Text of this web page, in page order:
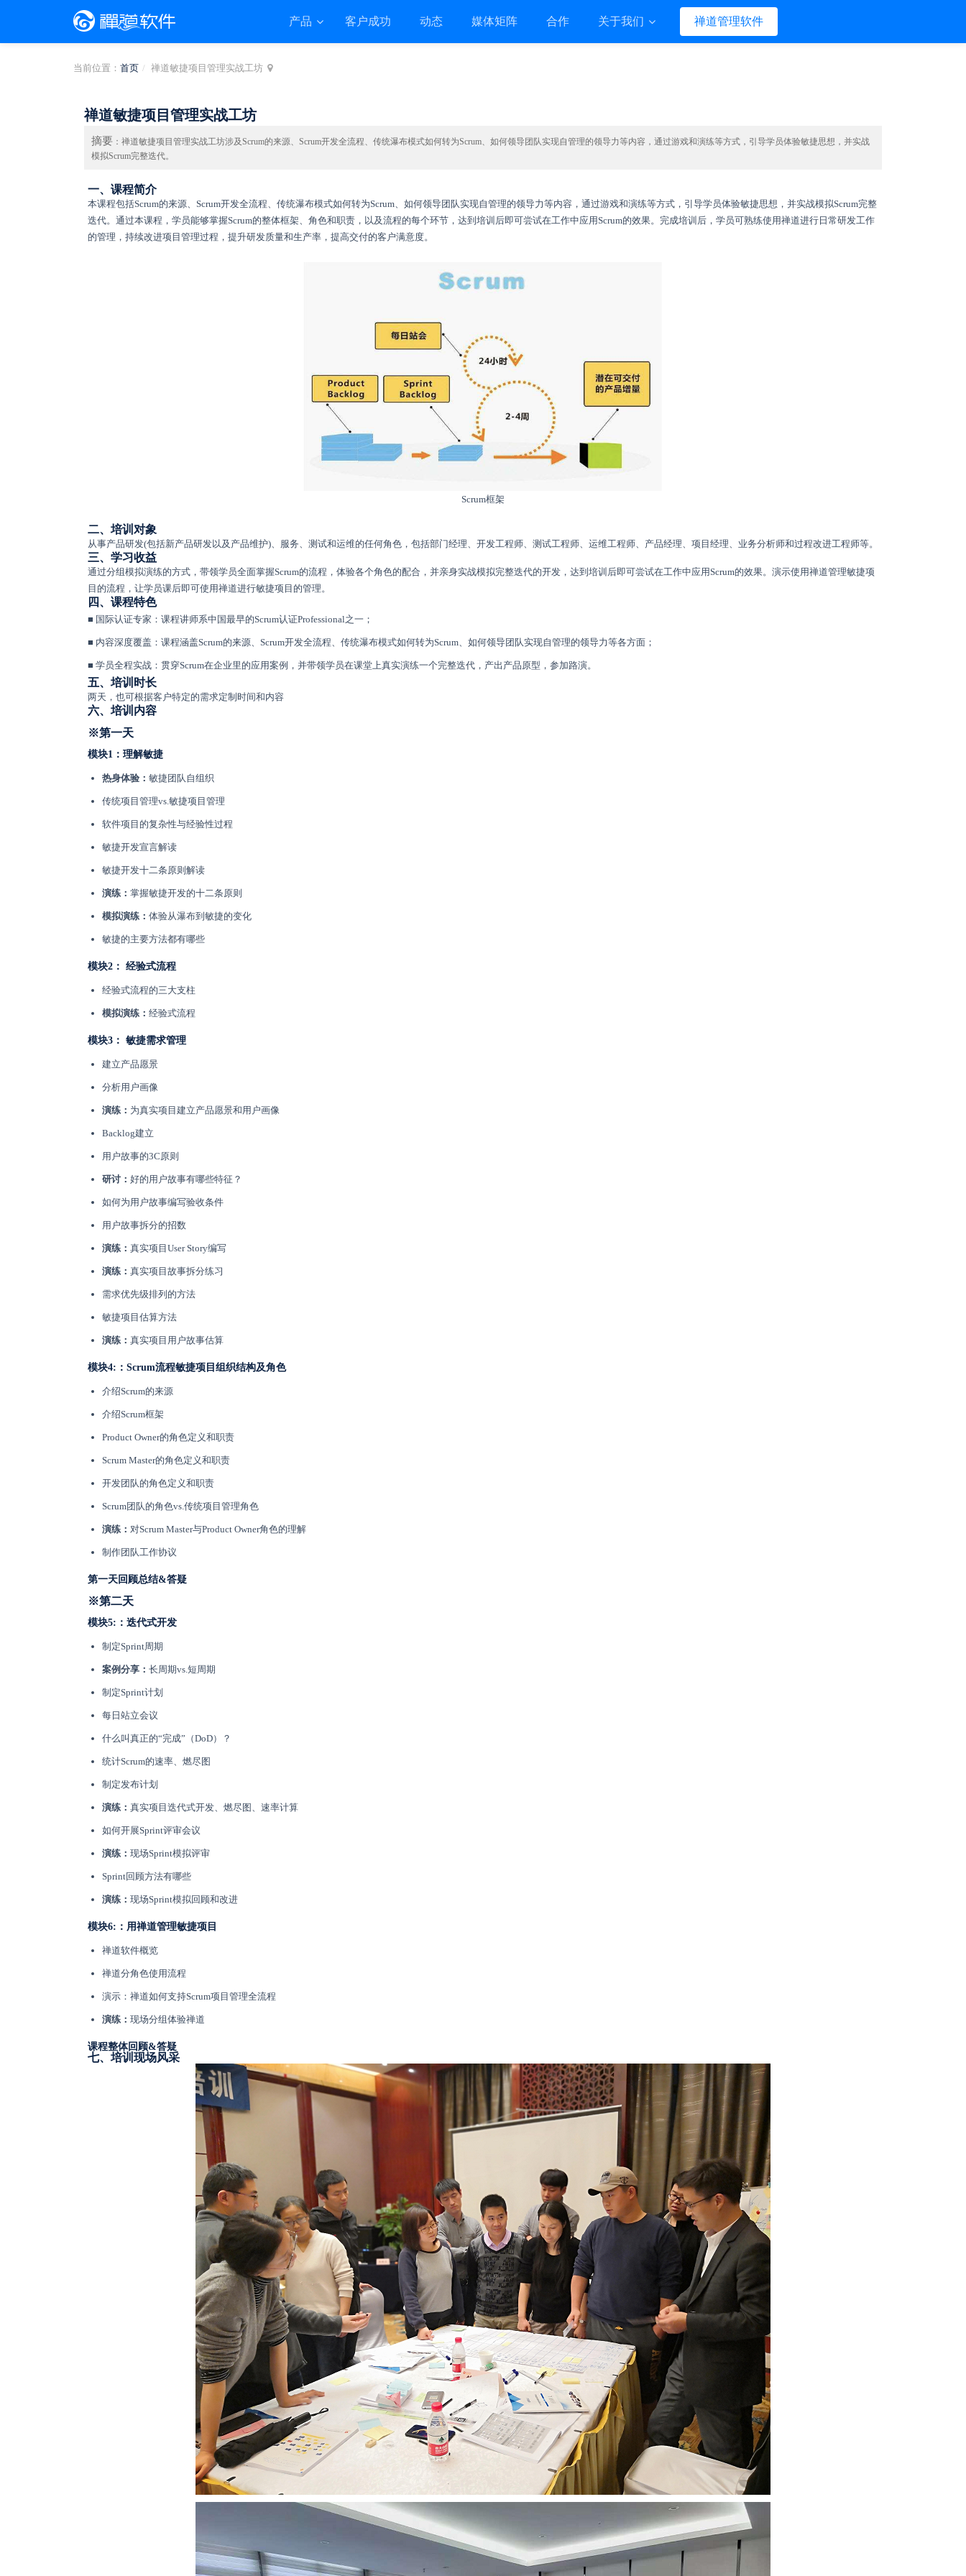
产品 客户成功 动态 媒体矩阵 合作 关于我们 禅道管理软件
当前位置： 首页 禅道敏捷项目管理实战工坊
禅道敏捷项目管理实战工坊
摘要 ：禅道敏捷项目管理实战工坊涉及Scrum的来源、Scrum开发全流程、传统瀑布模式如何转为Scrum、如何领导团队实现自管理的领导力等内容，通过游戏和演练等方式，引导学员体验敏捷思想，并实战
模拟Scrum完整迭代。
一、课程简介
本课程包括Scrum的来源、Scrum开发全流程、传统瀑布模式如何转为Scrum、如何领导团队实现自管理的领导力等内容，通过游戏和演练等方式，引导学员体验敏捷思想，并实战模拟Scrum完整
迭代。通过本课程，学员能够掌握Scrum的整体框架、角色和职责，以及流程的每个环节，达到培训后即可尝试在工作中应用Scrum的效果。完成培训后，学员可熟练使用禅道进行日常研发工作
的管理，持续改进项目管理过程，提升研发质量和生产率，提高交付的客户满意度。
Scrum框架
二、培训对象
从事产品研发(包括新产品研发以及产品维护)、服务、测试和运维的任何角色，包括部门经理、开发工程师、测试工程师、运维工程师、产品经理、项目经理、业务分析师和过程改进工程师等。
三、学习收益
通过分组模拟演练的方式，带领学员全面掌握Scrum的流程，体验各个角色的配合，并亲身实战模拟完整迭代的开发，达到培训后即可尝试在工作中应用Scrum的效果。演示使用禅道管理敏捷项
目的流程，让学员课后即可使用禅道进行敏捷项目的管理。
四、课程特色
■ 国际认证专家：课程讲师系中国最早的Scrum认证Professional之一；
■ 内容深度覆盖：课程涵盖Scrum的来源、Scrum开发全流程、传统瀑布模式如何转为Scrum、如何领导团队实现自管理的领导力等各方面；
■ 学员全程实战：贯穿Scrum在企业里的应用案例，并带领学员在课堂上真实演练一个完整迭代，产出产品原型，参加路演。
五、培训时长
两天，也可根据客户特定的需求定制时间和内容
六、培训内容
※第一天
模块1：理解敏捷
热身体验： 敏捷团队自组织
传统项目管理vs.敏捷项目管理
软件项目的复杂性与经验性过程
敏捷开发宣言解读
敏捷开发十二条原则解读
演练： 掌握敏捷开发的十二条原则
模拟演练： 体验从瀑布到敏捷的变化
敏捷的主要方法都有哪些
模块2： 经验式流程
经验式流程的三大支柱
模拟演练： 经验式流程
模块3： 敏捷需求管理
建立产品愿景
分析用户画像
演练： 为真实项目建立产品愿景和用户画像
Backlog建立
用户故事的3C原则
研讨： 好的用户故事有哪些特征？
如何为用户故事编写验收条件
用户故事拆分的招数
演练： 真实项目User Story编写
演练： 真实项目故事拆分练习
需求优先级排列的方法
敏捷项目估算方法
演练： 真实项目用户故事估算
模块4:：Scrum流程敏捷项目组织结构及角色
介绍Scrum的来源
介绍Scrum框架
Product Owner的角色定义和职责
Scrum Master的角色定义和职责
开发团队的角色定义和职责
Scrum团队的角色vs.传统项目管理角色
演练： 对Scrum Master与Product Owner角色的理解
制作团队工作协议
第一天回顾总结&答疑
※第二天
模块5:：迭代式开发
制定Sprint周期
案例分享： 长周期vs.短周期
制定Sprint计划
每日站立会议
什么叫真正的“完成”（DoD）？
统计Scrum的速率、燃尽图
制定发布计划
演练： 真实项目迭代式开发、燃尽图、速率计算
如何开展Sprint评审会议
演练： 现场Sprint模拟评审
Sprint回顾方法有哪些
演练： 现场Sprint模拟回顾和改进
模块6:：用禅道管理敏捷项目
禅道软件概览
禅道分角色使用流程
演示：禅道如何支持Scrum项目管理全流程
演练： 现场分组体验禅道
课程整体回顾&答疑
七、培训现场风采